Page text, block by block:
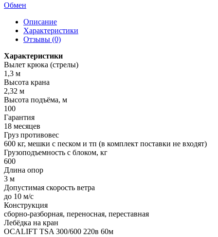
Обмен
Описание
Характеристики
Отзывы (0)
Характеристики
Вылет крюка (стрелы)
1,3 м
Высота крана
2,32 м
Высота подъёма, м
100
Гарантия
18 месяцев
Груз противовес
600 кг, мешки с песком и тп (в комплект поставки не входят)
Грузоподъемность с блоком, кг
600
Длина опор
3 м
Допустимая скорость ветра
до 10 м/с
Конструкция
сборно-разборная, переносная, переставная
Лебёдка на кран
OCALIFT TSA 300/600 220в 60м